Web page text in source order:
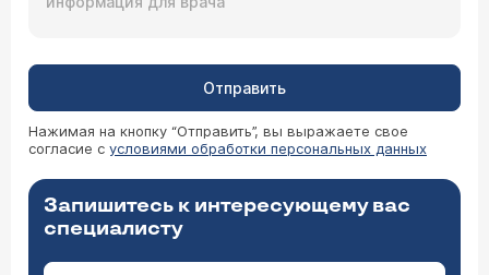
Отправить
Нажимая на кнопку “Отправить”, вы выражаете свое
согласие с условиями обработки персональных данных
Запишитесь к интересующему вас
специалисту